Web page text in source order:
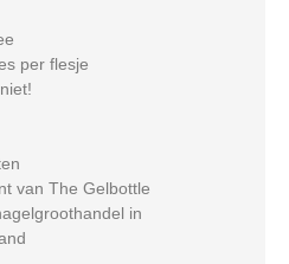
per flesje
van The Gelbottle
in